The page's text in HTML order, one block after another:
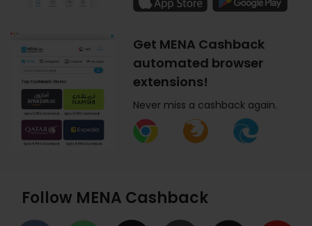
Get MENA Cashback
automated browser
extensions!
Never miss a cashback again.
Follow MENA Cashback